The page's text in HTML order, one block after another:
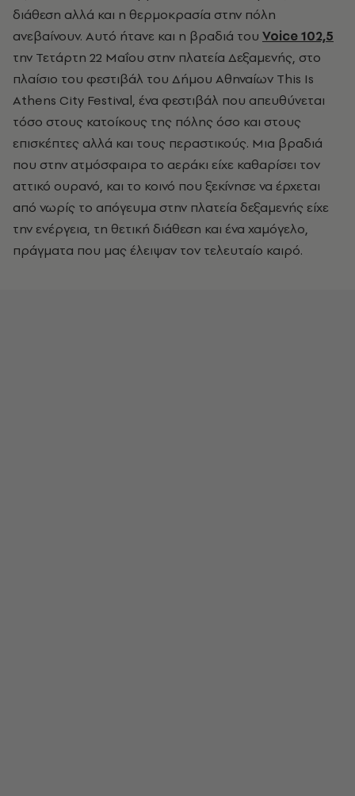
διάθεση αλλά και η θερμοκρασία στην πόλη
ανεβαίνουν. Αυτό ήτανε και η βραδιά του Voice 102,5
την Τετάρτη 22 Μαΐου στην πλατεία Δεξαμενής, στο
πλαίσιο του φεστιβάλ του Δήμου Αθηναίων This Is
Athens City Festival, ένα φεστιβάλ που απευθύνεται
τόσο στους κατοίκους της πόλης όσο και στους
επισκέπτες αλλά και τους περαστικούς. Μια βραδιά
που στην ατμόσφαιρα το αεράκι είχε καθαρίσει τον
αττικό ουρανό, και το κοινό που ξεκίνησε να έρχεται
από νωρίς το απόγευμα στην πλατεία δεξαμενής είχε
την ενέργεια, τη θετική διάθεση και ένα χαμόγελο,
πράγματα που μας έλειψαν τον τελευταίο καιρό.